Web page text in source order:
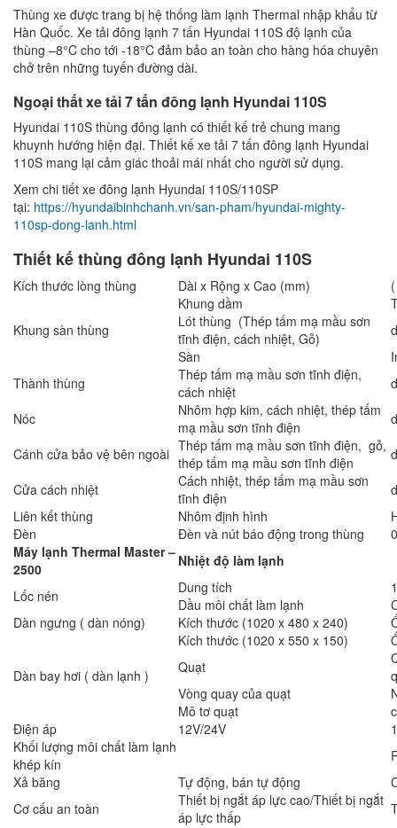
Thùng xe được trang bị hệ thống làm lạnh Thermal nhập khẩu từ
Hàn Quốc. Xe tải đông lạnh 7 tấn Hyundai 110S độ lạnh của
thùng –8°C cho tới -18°C đảm bảo an toàn cho hàng hóa chuyên
chở trên những tuyến đường dài.
Ngoại thất xe tải 7 tấn đông lạnh Hyundai 110S
Hyundai 110S thùng đông lạnh có thiết kế trẻ chung mang
khuynh hướng hiện đại. Thiết kế xe tải 7 tấn đông lạnh Hyundai
110S mang lại cảm giác thoải mái nhất cho người sử dụng.
Xem chi tiết xe đông lạnh Hyundai 110S/110SP
tại: https://hyundaibinhchanh.vn/san-pham/hyundai-mighty-
110sp-dong-lanh.html
Thiết kế thùng đông lạnh Hyundai 110S
Kích thước lòng thùng Dài x Rộng x Cao (mm)
Khung sàn thùng
Khung dầm
Lót thùng (Thép tấm mạ mầu sơn
tĩnh điện, cách nhiệt, Gỗ)
Sàn
Thành thùng
Thép tấm mạ mầu sơn tĩnh điện,
cách nhiệt
Nóc
Nhôm hợp kim, cách nhiệt, thép tấm
mạ mầu sơn tĩnh điện
Cánh cửa bảo vệ bên ngoài Thép tấm mạ mầu sơn tĩnh điện, gỗ,
thép tấm mạ mầu sơn tĩnh điện
Cửa cách nhiệt
Cách nhiệt, thép tấm mạ mầu sơn
tĩnh điện
Liên kết thùng
Nhôm định hình
Đèn
Đèn và nút báo động trong thùng
Máy lạnh Thermal Master –
2500
Nhiệt độ làm lạnh
Lốc nén
Dung tích
Dầu môi chất làm lạnh
Dàn ngưng ( dàn nóng)
Kích thước (1020 x 480 x 240)
Dàn bay hơi ( dàn lạnh )
Kích thước (1020 x 550 x 150)
Quạt
Vòng quay của quạt
Mô tơ quạt
Điện áp
12V/24V
Khối lượng môi chất làm lạnh
khép kín
Xả băng
Tự động, bán tự động
Cơ cấu an toàn
Thiết bị ngắt áp lực cao/Thiết bị ngắt
áp lực thấp